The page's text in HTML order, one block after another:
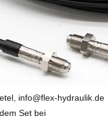
info@flex-hydraulik.de
Set bei